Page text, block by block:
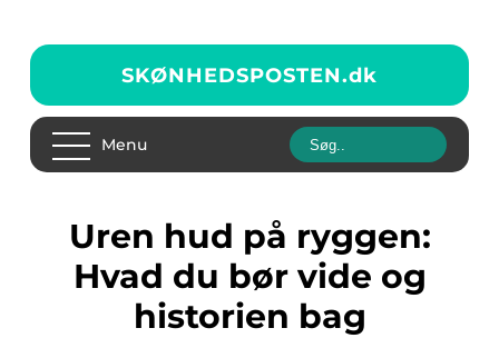
SKØNHEDSPOSTEN.dk
Menu
Uren hud på ryggen:
Hvad du bør vide og
historien bag